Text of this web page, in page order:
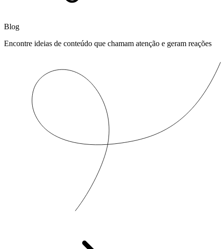
Blog
Encontre ideias de conteúdo que chamam atenção e geram reações